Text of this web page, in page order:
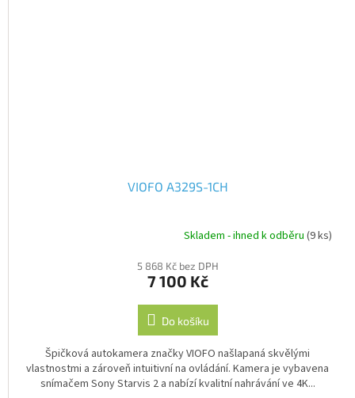
VIOFO A329S-1CH
Skladem - ihned k odběru (9 ks)
5 868 Kč bez DPH
7 100 Kč
Do košíku
Špičková autokamera značky VIOFO našlapaná skvělými
vlastnostmi a zároveň intuitivní na ovládání. Kamera je vybavena
snímačem Sony Starvis 2 a nabízí kvalitní nahrávání ve 4K...